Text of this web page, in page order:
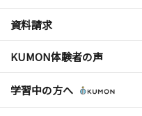
資料請求
KUMON体験者の声
学習中の方へ